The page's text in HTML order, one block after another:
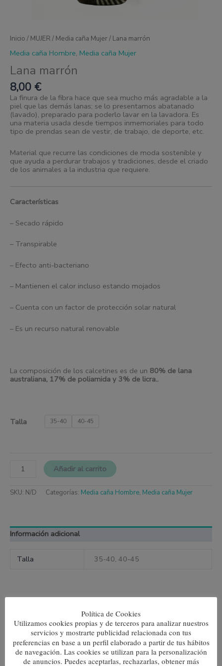
Inicio / MUJER / Media caña Mujer/ Lana marrón
Media caña Hombre, Media caña Mujer
Lana marrón
8,00 €
La finura de la fibra hace que sea mucho más agradable a la
piel que las demás lanas; se lo presentamos abatanado
(lavado), preparado para poderlo lavar en la lavadora. Es
una materia usada desde tiempos inmemoriales para todo
tipo de prendas sean de vestir, de trabajo, de deporte, etc.
Material que recurre las condiciones de moda sostenible y
que ayuda a perdurar trabajos y tradiciones, desde el criado
de los animales a la industria que requiere.
Características
– Secado rápido
– Transpirable
– Efecto anti-bacteriano
– Mantienen el calor incluso estando mojados
– Cuenta con un factor de protección solar natural
– Es un recurso natural renovable
La composición de los calcetines es de un 80% de lana
australiana, 17% de poliamida y 3% de licra..
Talla 35-40 40-45
Añadir al carrito
SKU: N/D Categorías: Media caña Hombre, Media caña Mujer
Información adicional
Talla 35-40, 40-45
Productos relacionados
Este
producto
tiene
múltiples
variantes.
tiene
Política de Cookies
Utilizamos cookies propias y de terceros para analizar nuestros
servicios y mostrarte publicidad relacionada con tus
preferencias en base a un perfil elaborado a partir de tus hábitos
de navegación. Las cookies se utilizan para la personalización
de anuncios. Puedes aceptarlas, rechazarlas, obtener más